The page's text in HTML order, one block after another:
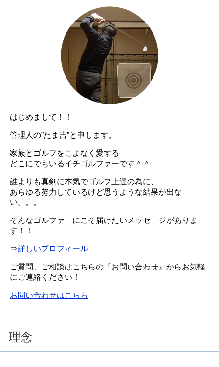
はじめまして！！
管理人の”たま吉”と申します。
家族とゴルフをこよなく愛する
どこにでもいるイチゴルファーです＾＾
誰よりも真剣に本気でゴルフ上達の為に、
あらゆる努力しているけど思うような結果が出な
い。。。
そんなゴルファーにこそ届けたいメッセージがありま
す！！
⇒詳しいプロフィール
ご質問、ご相談はこちらの『お問い合わせ』からお気軽
にご連絡ください！
お問い合わせはこちら
理念